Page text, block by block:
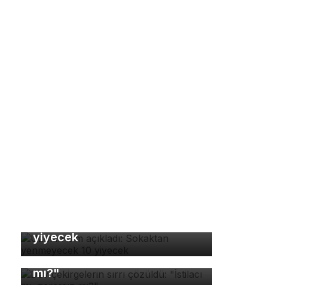
yiyecek
Dev çekirgelerin sırrı
çözüldü: "İstilacı mı, zararsız
mı?"